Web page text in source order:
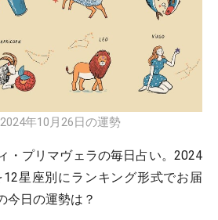
年10月26日の運勢
・プリマヴェラの毎日占い。2024
星座別にランキング形式でお届
今日の運勢は？